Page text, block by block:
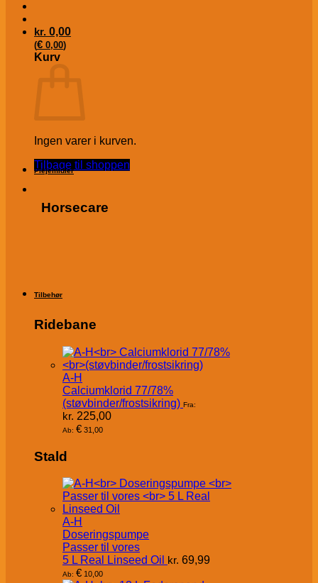
kr. 0,00
(€ 0,00)
Kurv
Ingen varer i kurven.
Tilbage til shoppen
Plejemidler
Horsecare
Tilbehør
Ridebane
A-H
Calciumklorid 77/78%
(støvbinder/frostsikring) Fra:
kr. 225,00
Ab: € 31,00
Stald
A-H
Doseringspumpe
Passer til vores
5 L Real Linseed Oil kr. 69,99
Ab: € 10,00